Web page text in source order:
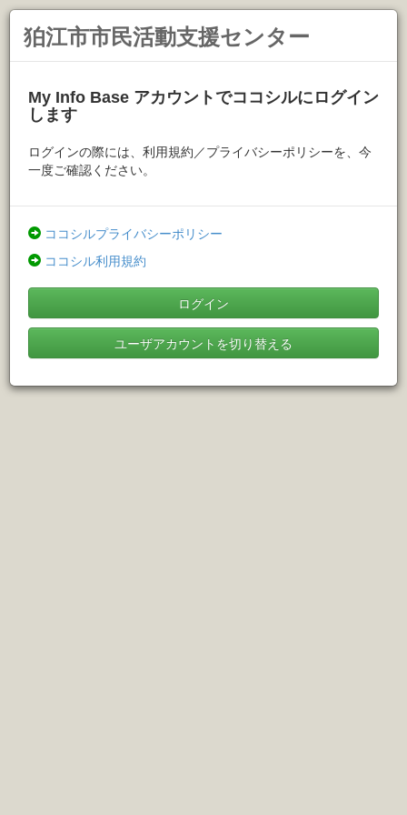
狛江市市民活動支援センター
My Info Base アカウントでココシルにログイン
します
ログインの際には、利用規約／プライバシーポリシーを、今
一度ご確認ください。
ココシルプライバシーポリシー
ココシル利用規約
ログイン
ユーザアカウントを切り替える